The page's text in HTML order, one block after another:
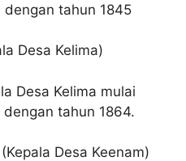
tahun 1845
Desa Kelima)
Desa Kelima mulai
tahun 1864.
Desa Keenam)